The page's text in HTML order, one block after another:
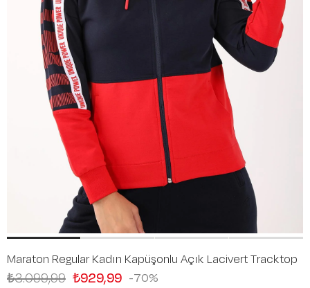
Maraton Regular Kadın Kapüşonlu Açık Lacivert Tracktop
70
₺3.099,99 ₺929,99